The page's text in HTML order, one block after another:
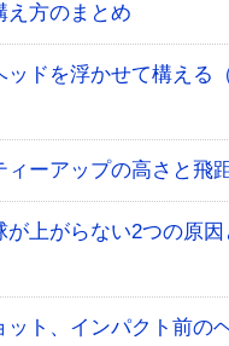
え方のまとめ
ッドを浮かせて構える
ィーアップの高さと飛
が上がらない2つの原
ット、インパクト前の